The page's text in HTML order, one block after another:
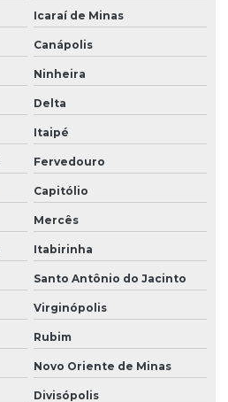
Icaraí de Minas
Canápolis
Ninheira
Delta
Itaipé
Fervedouro
Capitólio
Mercês
Itabirinha
Santo Antônio do Jacinto
Virginópolis
Rubim
Novo Oriente de Minas
Divisópolis